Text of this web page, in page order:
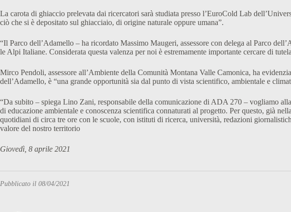
La carota di ghiaccio prelevata dai ricercatori sarà studiata presso l’EuroCold Lab
ciò che si è depositato sul ghiacciaio, di origine naturale oppure umana”.
“Il Parco dell’Adamello – ha ricordato Massimo Maugeri, assessore con delega al Parco
le Alpi Italiane. Considerata questa valenza per noi è estremamente importante cercare di
Mirco Pendoli, assessore all’Ambiente della Comunità Montana Valle Camonica, ha
dell’Adamello, è “una grande opportunità sia dal punto di vista scientifico, ambientale e
“Da subito – spiega Lino Zani, responsabile della comunicazione di ADA 270 – vogliamo
di educazione ambientale e conoscenza scientifica connaturati al progetto. Per questo, già
quotidiani di circa tre ore con le scuole, con istituti di ricerca, università, redazioni
valore del nostro territorio
Giovedì, 8 aprile 2021
Pubblicato il 08/04/2021